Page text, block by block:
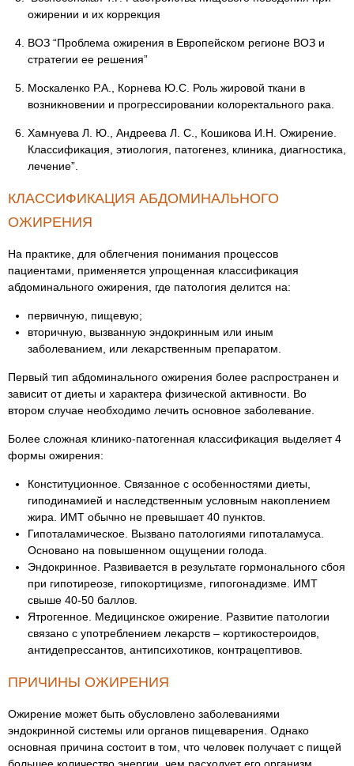
ожирении и их коррекция
ВОЗ “Проблема ожирения в Европейском регионе ВОЗ и
стратегии ее решения”
Москаленко Р.А., Корнева Ю.С. Роль жировой ткани в
возникновении и прогрессировании колоректального рака.
Хамнуева Л. Ю., Андреева Л. С., Кошикова И.Н. Ожирение.
Классификация, этиология, патогенез, клиника, диагностика,
лечение”.
КЛАССИФИКАЦИЯ АБДОМИНАЛЬНОГО
ОЖИРЕНИЯ
На практике, для облегчения понимания процессов
пациентами, применяется упрощенная классификация
абдоминального ожирения, где патология делится на:
первичную, пищевую;
вторичную, вызванную эндокринным или иным
заболеванием, или лекарственным препаратом.
Первый тип абдоминального ожирения более распространен и
зависит от диеты и характера физической активности. Во
втором случае необходимо лечить основное заболевание.
Более сложная клинико-патогенная классификация выделяет 4
формы ожирения:
Конституционное. Связанное с особенностями диеты,
гиподинамией и наследственным условным накоплением
жира. ИМТ обычно не превышает 40 пунктов.
Гипоталамическое. Вызвано патологиями гипоталамуса.
Основано на повышенном ощущении голода.
Эндокринное. Развивается в результате гормонального сбоя
при гипотиреозе, гипокортицизме, гипогонадизме. ИМТ
свыше 40-50 баллов.
Ятрогенное. Медицинское ожирение. Развитие патологии
связано с употреблением лекарств – кортикостероидов,
антидепрессантов, антипсихотиков, контрацептивов.
ПРИЧИНЫ ОЖИРЕНИЯ
Ожирение может быть обусловлено заболеваниями
эндокринной системы или органов пищеварения. Однако
основная причина состоит в том, что человек получает с пищей